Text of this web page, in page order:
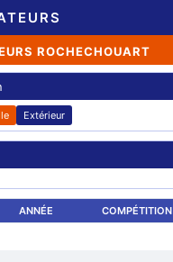
ROCHECHOUART
Extérieur
ANNÉE COMPÉTITION